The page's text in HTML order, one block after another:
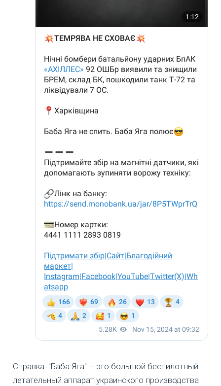
Справка. "Баба Яга" – это большой беспилотный
летательный аппарат украинского производства